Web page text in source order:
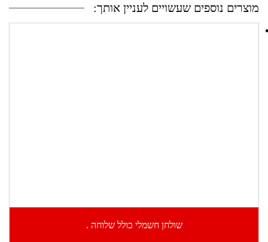
מוצרים נוספים שעשויים לעניין אותך:
שולחן חשמלי כולל שלוחה .